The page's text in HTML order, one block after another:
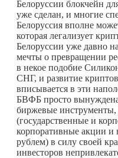
Белоруссии блокчейн
уже сделан, и многие
Белоруссия вполне
которая легализует
Белоруссии уже давно
мечты о превращении
в некое подобие
СНГ, и развитие
вписывается в эти
БВФБ просто
биржевые
(государственные и
корпоративные акции и
рублем) в силу своей
инвесторов